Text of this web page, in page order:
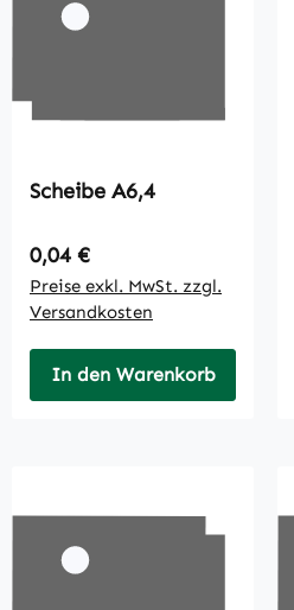
Scheibe A6,4
Regulärer Preis:
0,04 €
Preise exkl. MwSt. zzgl.
Versandkosten
In den Warenkorb